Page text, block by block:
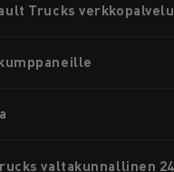
Trucks
valtakunnallinen